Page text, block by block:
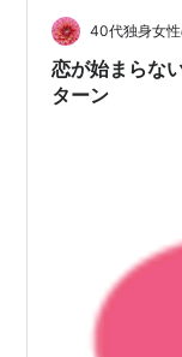
情報の取り方 S
40代独身女
恋が始まらな
ターン